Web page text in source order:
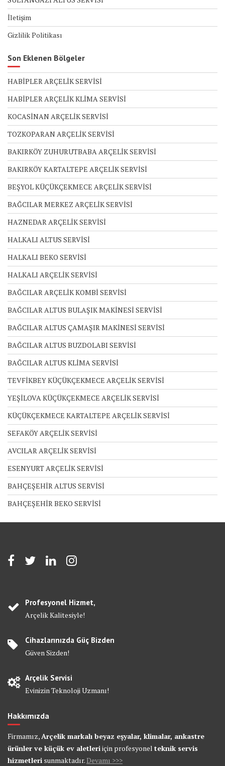
İletişim
Gizlilik Politikası
Son Eklenen Bölgeler
HABİPLER ARÇELİK SERVİSİ
HABİPLER ARÇELİK KLİMA SERVİSİ
KOCASİNAN ARÇELİK SERVİSİ
TOZKOPARAN ARÇELİK SERVİSİ
BAKIRKÖY ZUHURUTBABA ARÇELİK SERVİSİ
BAKIRKÖY KARTALTEPE ARÇELİK SERVİSİ
BEŞYOL KÜÇÜKÇEKMECE ARÇELİK SERVİSİ
BAĞCILAR MERKEZ ARÇELİK SERVİSİ
HAZNEDAR ARÇELİK SERVİSİ
HALKALI ALTUS SERVİSİ
HALKALI BEKO SERVİSİ
HALKALI ARÇELİK SERVİSİ
BAĞCILAR ARÇELİK KOMBİ SERVİSİ
BAĞCILAR ALTUS BULAŞIK MAKİNESİ SERVİSİ
BAĞCILAR ALTUS ÇAMAŞIR MAKİNESİ SERVİSİ
BAĞCILAR ALTUS BUZDOLABI SERVİSİ
BAĞCILAR ALTUS KLİMA SERVİSİ
TEVFİKBEY KÜÇÜKÇEKMECE ARÇELİK SERVİSİ
YEŞİLOVA KÜÇÜKÇEKMECE ARÇELİK SERVİSİ
KÜÇÜKÇEKMECE KARTALTEPE ARÇELİK SERVİSİ
SEFAKÖY ARÇELİK SERVİSİ
AVCILAR ARÇELİK SERVİSİ
ESENYURT ARÇELİK SERVİSİ
BAHÇEŞEHİR ALTUS SERVİSİ
BAHÇEŞEHİR BEKO SERVİSİ
Profesyonel Hizmet,
Arçelik Kalitesiyle!
Cihazlarınızda Güç Bizden
Güven Sizden!
Arçelik Servisi
Evinizin Teknoloji Uzmanı!
Hakkımızda
Firmamız,Arçelik markalı beyaz eşyalar, klimalar, ankastre
ürünler ve küçük ev aletleriiçin profesyonel teknik servis
hizmetleri sunmaktadır.Devamı >>>